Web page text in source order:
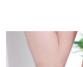
每筆NT$70，滿
付款後全家取貨